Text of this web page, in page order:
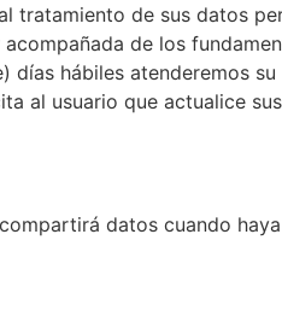
tratamiento de sus datos
de los
hábiles atenderemos
al usuario que actualice
datos cuando